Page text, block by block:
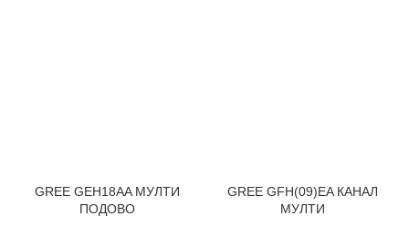
GREE GEH18AA МУЛТИ
ПОДОВО
GREE GFH(09)EA КАНАЛ
МУЛТИ